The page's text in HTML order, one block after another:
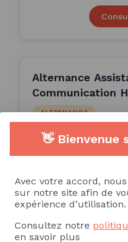
Alternance
Communication
ALTERNANCE
12 Mois
Publiée le 08/08/2026
👋 Bienvenue
Avec votre accord,
sur notre site afin de
expérience d’utilisation.
Consultez notre
en savoir plus